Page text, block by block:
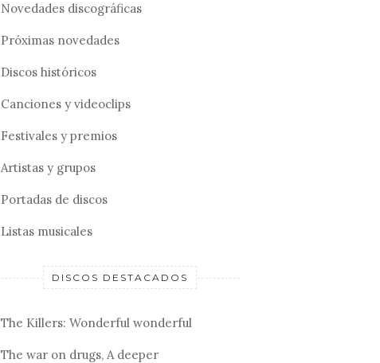
Novedades discográficas
Próximas novedades
Discos históricos
Canciones y videoclips
Festivales y premios
Artistas y grupos
Portadas de discos
Listas musicales
DISCOS DESTACADOS
The Killers: Wonderful wonderful
The war on drugs, A deeper